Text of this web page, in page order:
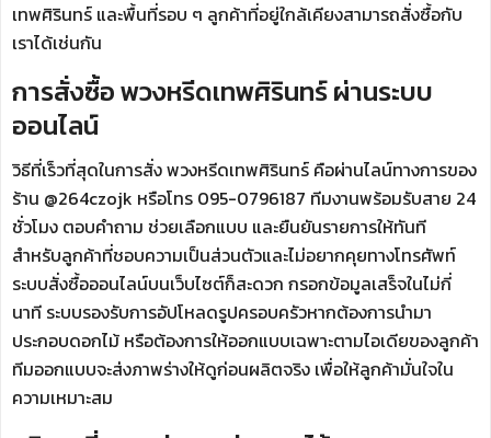
เทพศิรินทร์ และพื้นที่รอบ ๆ ลูกค้าที่อยู่ใกล้เคียงสามารถสั่งซื้อกับ
เราได้เช่นกัน
การสั่งซื้อ พวงหรีดเทพศิรินทร์ ผ่านระบบ
ออนไลน์
วิธีที่เร็วที่สุดในการสั่ง พวงหรีดเทพศิรินทร์ คือผ่านไลน์ทางการของ
ร้าน @264czojk หรือโทร 095-0796187 ทีมงานพร้อมรับสาย 24
ชั่วโมง ตอบคำถาม ช่วยเลือกแบบ และยืนยันรายการให้ทันที
สำหรับลูกค้าที่ชอบความเป็นส่วนตัวและไม่อยากคุยทางโทรศัพท์
ระบบสั่งซื้อออนไลน์บนเว็บไซต์ก็สะดวก กรอกข้อมูลเสร็จในไม่กี่
นาที ระบบรองรับการอัปโหลดรูปครอบครัวหากต้องการนำมา
ประกอบดอกไม้ หรือต้องการให้ออกแบบเฉพาะตามไอเดียของลูกค้า
ทีมออกแบบจะส่งภาพร่างให้ดูก่อนผลิตจริง เพื่อให้ลูกค้ามั่นใจใน
ความเหมาะสม